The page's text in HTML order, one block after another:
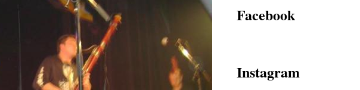
Facebook
Instagram